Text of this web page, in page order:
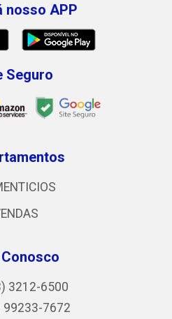
nosso APP
Seguro
3212-6500
99233-7672